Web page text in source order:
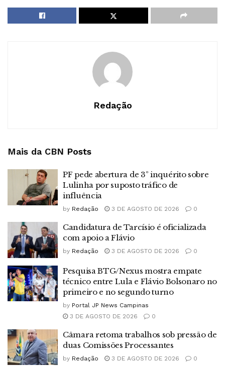
Redação
Mais da CBN Posts
PF pede abertura de 3º inquérito sobre
Lulinha por suposto tráfico de
influência
by Redação 3 DE AGOSTO DE 2026 0
Candidatura de Tarcísio é oficializada
com apoio a Flávio
by Redação 3 DE AGOSTO DE 2026 0
Pesquisa BTG/Nexus mostra empate
técnico entre Lula e Flávio Bolsonaro no
primeiro e no segundo turno
by Portal JP News Campinas
3 DE AGOSTO DE 2026
0
Câmara retoma trabalhos sob pressão de
duas Comissões Processantes
by Redação 3 DE AGOSTO DE 2026 0